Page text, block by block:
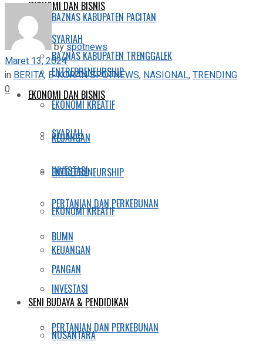
EKONOMI DAN BISNIS
SYARIAH
ENTREPRENEURSHIP
EKONOMI KREATIF
KEUANGAN
INVESTASI
PERTANIAN DAN PERKEBUNAN
BUMN
PANGAN
SENI BUDAYA & PENDIDIKAN
NUSANTARA
BAZNAS KABUPATEN PACITAN
BAZNAS KABUPATEN TRENGGALEK
EKONOMI DAN BISNIS
SYARIAH
ENTREPRENEURSHIP
EKONOMI KREATIF
KEUANGAN
INVESTASI
PERTANIAN DAN PERKEBUNAN
byspotnews
Maret 13, 2024
in BERITA, E-KORAN SPOTNEWS, NASIONAL,TRENDING
0